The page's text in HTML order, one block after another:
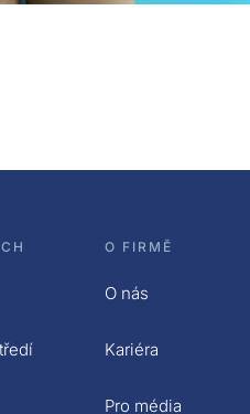
O FIRMĚ
O nás
Kariéra
Pro média